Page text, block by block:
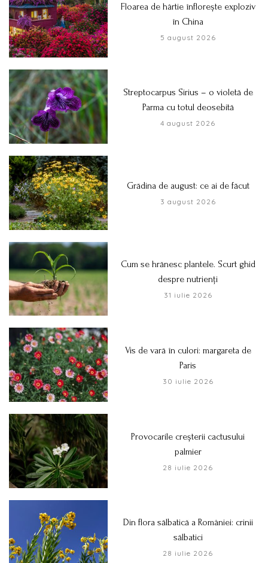
Floarea de hârtie înflorește exploziv
în China
5 august 2026
Streptocarpus Sirius – o violetă de
Parma cu totul deosebită
4 august 2026
Grădina de august: ce ai de făcut
3 august 2026
Cum se hrănesc plantele. Scurt ghid
despre nutrienți
31 iulie 2026
Vis de vară în culori: margareta de
Paris
30 iulie 2026
Provocarile creșterii cactusului
palmier
28 iulie 2026
Din flora sălbatică a României: crinii
sălbatici
28 iulie 2026